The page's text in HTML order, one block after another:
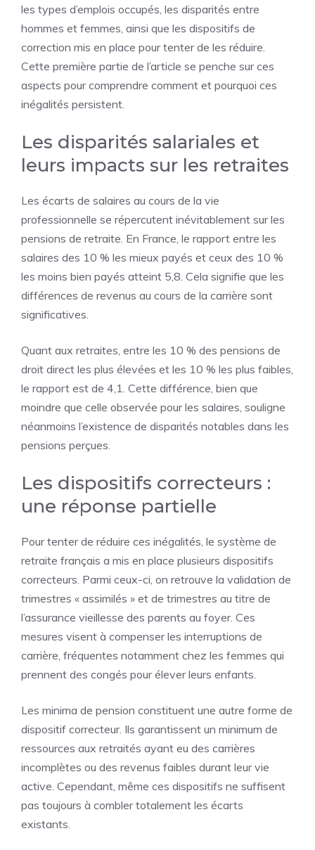
les types d’emplois occupés, les disparités entre
hommes et femmes, ainsi que les dispositifs de
correction mis en place pour tenter de les réduire.
Cette première partie de l’article se penche sur ces
aspects pour comprendre comment et pourquoi ces
inégalités persistent.
Les disparités salariales et
leurs impacts sur les retraites
Les écarts de salaires au cours de la vie
professionnelle se répercutent inévitablement sur les
pensions de retraite. En France, le rapport entre les
salaires des 10 % les mieux payés et ceux des 10 %
les moins bien payés atteint 5,8. Cela signifie que les
différences de revenus au cours de la carrière sont
significatives.
Quant aux retraites, entre les 10 % des pensions de
droit direct les plus élevées et les 10 % les plus faibles,
le rapport est de 4,1. Cette différence, bien que
moindre que celle observée pour les salaires, souligne
néanmoins l’existence de disparités notables dans les
pensions perçues.
Les dispositifs correcteurs :
une réponse partielle
Pour tenter de réduire ces inégalités, le système de
retraite français a mis en place plusieurs dispositifs
correcteurs. Parmi ceux-ci, on retrouve la validation de
trimestres « assimilés » et de trimestres au titre de
l’assurance vieillesse des parents au foyer. Ces
mesures visent à compenser les interruptions de
carrière, fréquentes notamment chez les femmes qui
prennent des congés pour élever leurs enfants.
Les minima de pension constituent une autre forme de
dispositif correcteur. Ils garantissent un minimum de
ressources aux retraités ayant eu des carrières
incomplètes ou des revenus faibles durant leur vie
active. Cependant, même ces dispositifs ne suffisent
pas toujours à combler totalement les écarts
existants.